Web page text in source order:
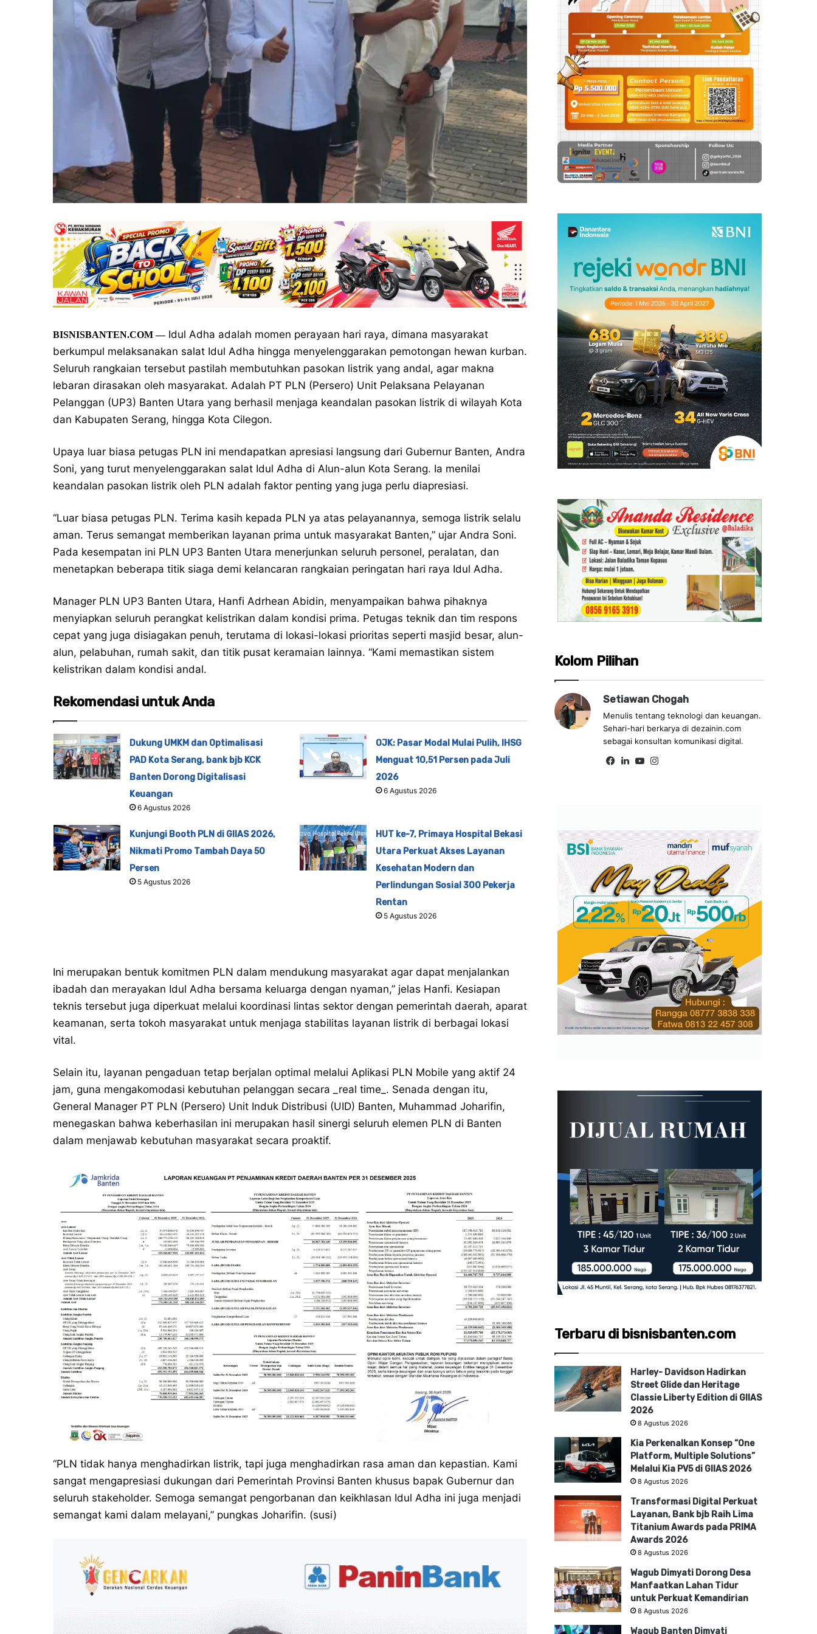
BISNISBANTEN.COM —Idul Adha adalah momen perayaan hari raya, dimana masyarakat
berkumpul melaksanakan salat Idul Adha hingga menyelenggarakan pemotongan hewan kurban.
Seluruh rangkaian tersebut pastilah membutuhkan pasokan listrik yang andal, agar makna
lebaran dirasakan oleh masyarakat. Adalah PT PLN (Persero) Unit Pelaksana Pelayanan
Pelanggan (UP3) Banten Utara yang berhasil menjaga keandalan pasokan listrik di wilayah Kota
dan Kabupaten Serang, hingga Kota Cilegon.
Upaya luar biasa petugas PLN ini mendapatkan apresiasi langsung dari Gubernur Banten, Andra
Soni, yang turut menyelenggarakan salat Idul Adha di Alun-alun Kota Serang. Ia menilai
keandalan pasokan listrik oleh PLN adalah faktor penting yang juga perlu diapresiasi.
“Luar biasa petugas PLN. Terima kasih kepada PLN ya atas pelayanannya, semoga listrik selalu
aman. Terus semangat memberikan layanan prima untuk masyarakat Banten,” ujar Andra Soni.
Pada kesempatan ini PLN UP3 Banten Utara menerjunkan seluruh personel, peralatan, dan
menetapkan beberapa titik siaga demi kelancaran rangkaian peringatan hari raya Idul Adha.
Manager PLN UP3 Banten Utara, Hanfi Adrhean Abidin, menyampaikan bahwa pihaknya
menyiapkan seluruh perangkat kelistrikan dalam kondisi prima. Petugas teknik dan tim respons
cepat yang juga disiagakan penuh, terutama di lokasi-lokasi prioritas seperti masjid besar, alun-
alun, pelabuhan, rumah sakit, dan titik pusat keramaian lainnya. “Kami memastikan sistem
kelistrikan dalam kondisi andal.
Rekomendasi untuk Anda
Dukung UMKM dan Optimalisasi
PAD Kota Serang, bank bjb KCK
Banten Dorong Digitalisasi
Keuangan
6 Agustus 2026
OJK: Pasar Modal Mulai Pulih, IHSG
Menguat 10,51 Persen pada Juli
2026
6 Agustus 2026
Kunjungi Booth PLN di GIIAS 2026,
Nikmati Promo Tambah Daya 50
Persen
5 Agustus 2026
HUT ke-7, Primaya Hospital Bekasi
Utara Perkuat Akses Layanan
Kesehatan Modern dan
Perlindungan Sosial 300 Pekerja
Rentan
5 Agustus 2026
Ini merupakan bentuk komitmen PLN dalam mendukung masyarakat agar dapat menjalankan
ibadah dan merayakan Idul Adha bersama keluarga dengan nyaman,” jelas Hanfi. Kesiapan
teknis tersebut juga diperkuat melalui koordinasi lintas sektor dengan pemerintah daerah, aparat
keamanan, serta tokoh masyarakat untuk menjaga stabilitas layanan listrik di berbagai lokasi
vital.
Selain itu, layanan pengaduan tetap berjalan optimal melalui Aplikasi PLN Mobile yang aktif 24
jam, guna mengakomodasi kebutuhan pelanggan secara _real time_. Senada dengan itu,
General Manager PT PLN (Persero) Unit Induk Distribusi (UID) Banten, Muhammad Joharifin,
menegaskan bahwa keberhasilan ini merupakan hasil sinergi seluruh elemen PLN di Banten
dalam menjawab kebutuhan masyarakat secara proaktif.
“PLN tidak hanya menghadirkan listrik, tapi juga menghadirkan rasa aman dan kepastian. Kami
sangat mengapresiasi dukungan dari Pemerintah Provinsi Banten khusus bapak Gubernur dan
seluruh stakeholder. Semoga semangat pengorbanan dan keikhlasan Idul Adha ini juga menjadi
semangat kami dalam melayani,” pungkas Joharifin. (susi)
Kolom Pilihan
Setiawan Chogah
Menulis tentang teknologi dan keuangan.
Sehari-hari berkarya di dezainin.com
sebagai konsultan komunikasi digital.
Fa Lin Yo
Terbaru di bisnisbanten.com
Harley- Davidson Hadirkan
Street Glide dan Heritage
Classie Liberty Edition di GIIAS
2026
8 Agustus 2026
Kia Perkenalkan Konsep “One
Platform, Multiple Solutions”
Melalui Kia PV5 di GIIAS 2026
8 Agustus 2026
Transformasi Digital Perkuat
Layanan, Bank bjb Raih Lima
Titanium Awards pada PRIMA
Awards 2026
8 Agustus 2026
Wagub Dimyati Dorong Desa
Manfaatkan Lahan Tidur
untuk Perkuat Kemandirian
8 Agustus 2026
Wagub Banten Dimyati